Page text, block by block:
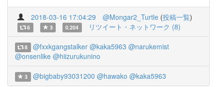
2018-03-16 17:04:29 @Mongar2_Turtle (投稿一覧)
6 3 0.204 リツイート・ネットワーク (8)
8 @fxxkgangstalker @kaka5963 @narukemist
@onsenlike @hiizurukunino
3 @bigbaby93031200 @hawako @kaka5963